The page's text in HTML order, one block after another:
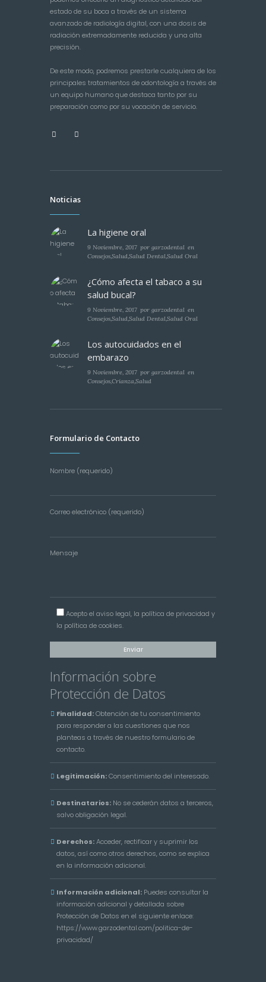
estado de su boca a través de un sistema
avanzado de radiología digital, con una dosis de
radiación extremadamente reducida y una alta
precisión.
De este modo, podremos prestarle cualquiera de los
principales tratamientos de odontología a través de
un equipo humano que destaca tanto por su
preparación como por su vocación de servicio.
Noticias
La higiene oral
9 Noviembre, 2017 porgarzodental en
Consejos,Salud,Salud Dental,Salud Oral
¿Cómo afecta el tabaco a su
salud bucal?
9 Noviembre, 2017 porgarzodental en
Consejos,Salud,Salud Dental,Salud Oral
Los autocuidados en el
embarazo
9 Noviembre, 2017 porgarzodental en
Consejos,Crianza,Salud
Formulario de Contacto
Nombre (requerido)
Correo electrónico (requerido)
Mensaje
Acepto elaviso legal, la política de privacidad y
la política de cookies.
Información sobre
Protección de Datos
Finalidad:Obtención de tu consentimiento
para responder a las cuestiones que nos
planteas a través de nuestro formulario de
contacto.
Legitimación:Consentimiento del interesado.
Destinatarios: No se cederán datos a terceros,
salvo obligación legal.
Derechos:Acceder, rectificar y suprimir los
datos, así como otros derechos, como se explica
en la información adicional.
Información adicional: Puedes consultar la
información adicional y detallada sobre
Protección de Datos en el siguiente enlace:
https://www.garzodental.com/politica-de-
privacidad/